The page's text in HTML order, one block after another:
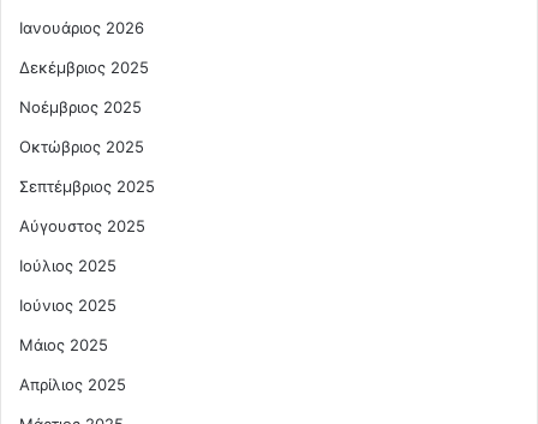
Ιανουάριος 2026
Δεκέμβριος 2025
Νοέμβριος 2025
Οκτώβριος 2025
Σεπτέμβριος 2025
Αύγουστος 2025
Ιούλιος 2025
Ιούνιος 2025
Μάιος 2025
Απρίλιος 2025